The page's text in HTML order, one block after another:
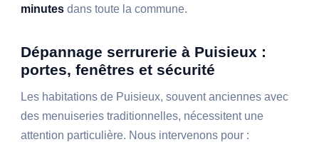
minutes dans toute la commune.
Dépannage serrurerie à Puisieux :
portes, fenêtres et sécurité
Les habitations de Puisieux, souvent anciennes avec
des menuiseries traditionnelles, nécessitent une
attention particulière. Nous intervenons pour :